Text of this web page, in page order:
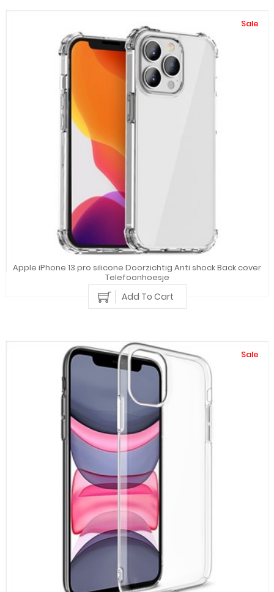
Sale
Apple iPhone 13 pro silicone Doorzichtig Anti shock Back cover
Telefoonhoesje
Add To Cart
Sale